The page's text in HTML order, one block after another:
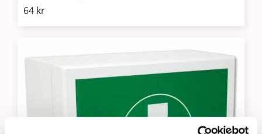
64 kr